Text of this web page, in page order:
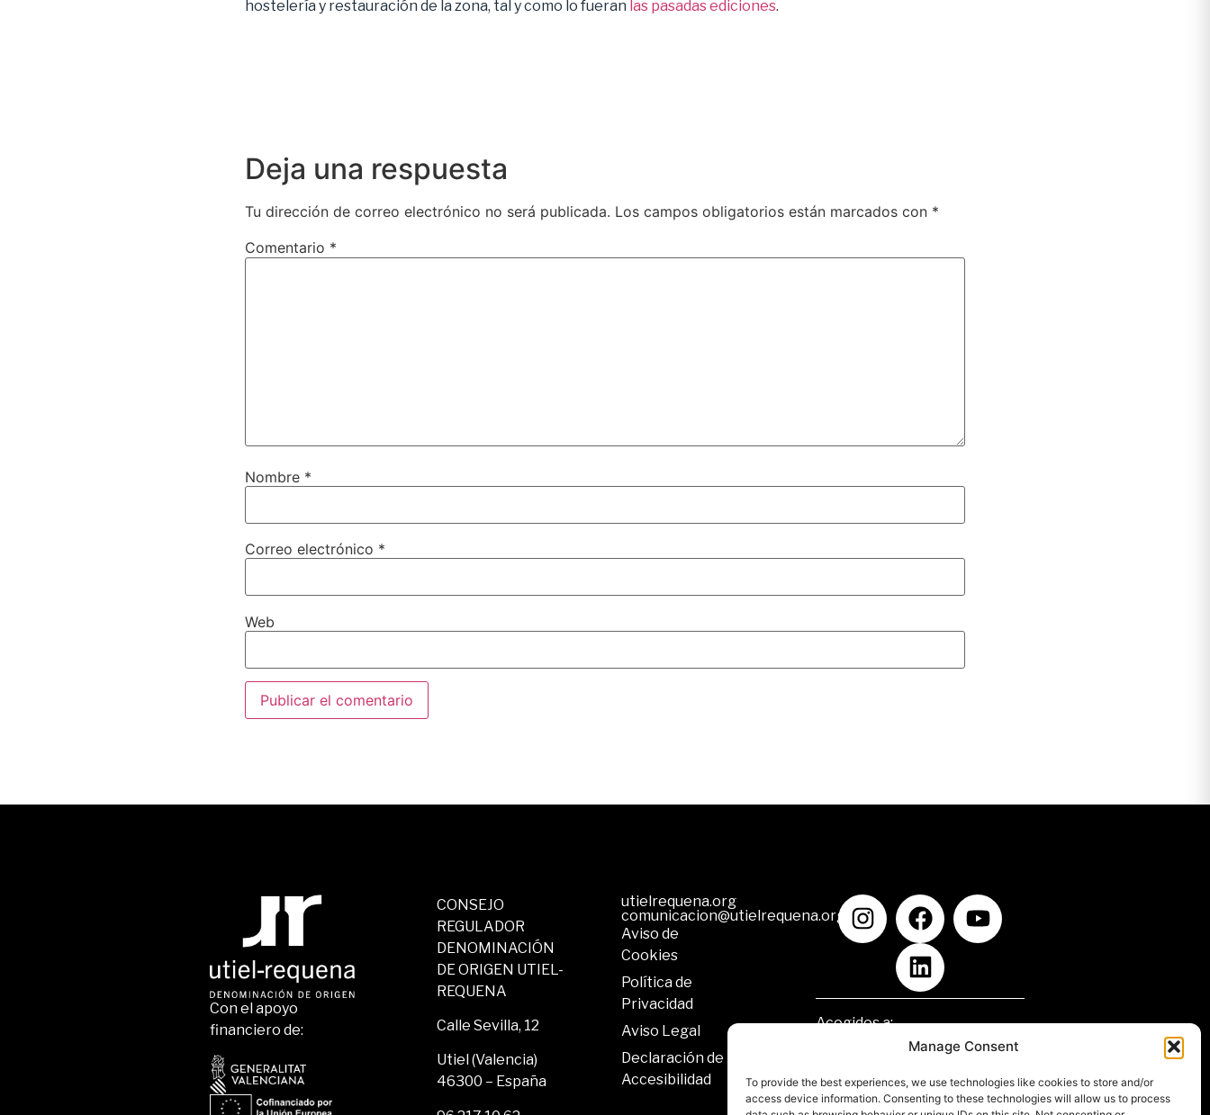
Manage Consent
To provide the best experiences, we use technologies like cookies to store and/or
access device information. Consenting to these technologies will allow us to process
hostelería y restauración de la zona, tal y como lo fueran las pasadas ediciones.
Deja una respuesta
Tu dirección de correo electrónico no será publicada. Los campos obligatorios están marcados con *
Comentario *
Nombre *
Correo electrónico *
Web
Con el apoyo
financiero de:
CONSEJO
REGULADOR
DENOMINACIÓN
DE ORIGEN UTIEL-
REQUENA
Calle Sevilla, 12
Utiel (Valencia)
46300 – España
utielrequena.org
comunicacion@utielrequena.org
Aviso de
Cookies
Política de
Privacidad
Aviso Legal
Declaración de
Accesibilidad
Acogidos a: